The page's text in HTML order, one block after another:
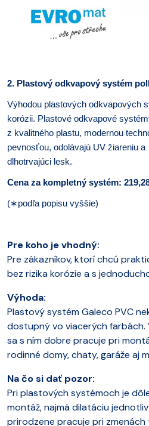
2. Plastový odkvapový systém
Výhodou plastových odkvapových
korózii. Plastové odkvapové
z kvalitného plastu, modernou
pevnosťou, odolávajú UV žiareniu
dlhotrvajúci lesk.
Cena za kompletný systém:
(∗podľa popisu vyššie)
Pre koho je vhodný:
Pre zákazníkov, ktorí chcú
bez rizika korózie a s
Výhoda:
Plastový systém Galeco PVC
dostupný vo viacerých
sa s ním dobre pracuje pri
rodinné domy, chaty, garáže aj
Na čo si dať pozor:
Pri plastových systémoch je
montáž, najmä dilatáciu
prirodzene pracuje pri